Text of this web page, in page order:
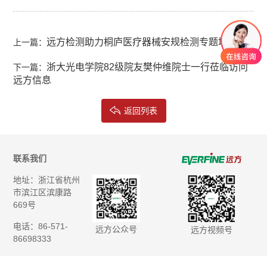
上一篇：远方检测助力桐庐医疗器械安规检测专题培训
下一篇： 浙大光电学院82级院友樊仲维院士一行莅临访问
远方信息
返回列表
联系我们
地址：浙江省杭州
市滨江区滨康路
669号
电话：86-571-
86698333
远方公众号 远方视频号